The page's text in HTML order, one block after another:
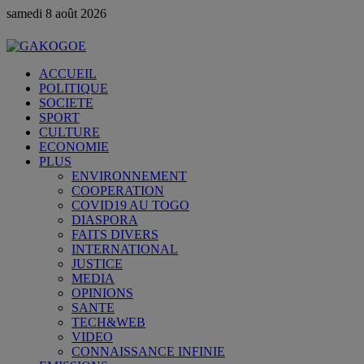
samedi 8 août 2026
ACCUEIL
POLITIQUE
SOCIETE
SPORT
CULTURE
ECONOMIE
PLUS
ENVIRONNEMENT
COOPERATION
COVID19 AU TOGO
DIASPORA
FAITS DIVERS
INTERNATIONAL
JUSTICE
MEDIA
OPINIONS
SANTE
TECH&WEB
VIDEO
CONNAISSANCE INFINIE